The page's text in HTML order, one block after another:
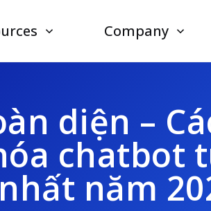
Company
diện –
chatbot
năm